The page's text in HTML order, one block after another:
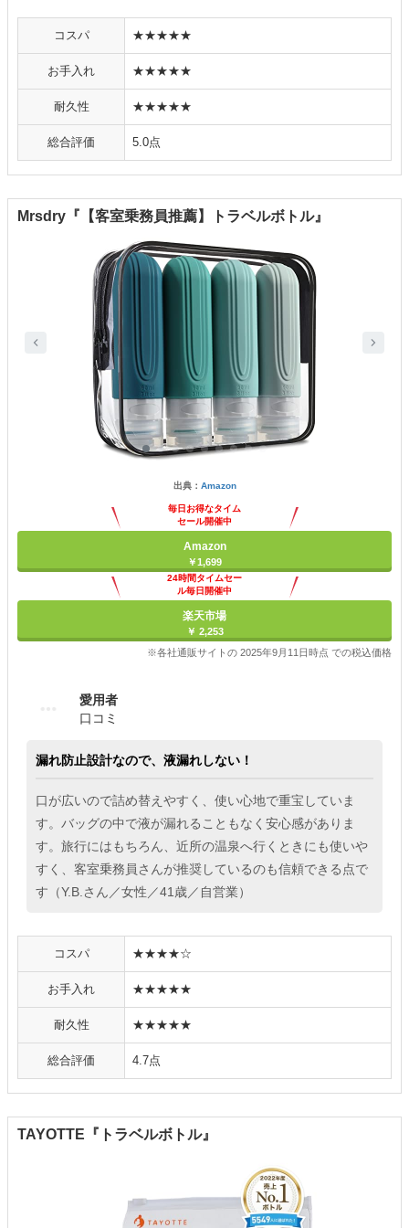
コスパ ★★★★★
お手入れ ★★★★★
耐久性 ★★★★★
総合評価 5.0点
Mrsdry『【客室乗務員推薦】トラベルボトル』
出典： Amazon
毎日お得なタイム
セール開催中
Amazon
￥1,699
24時間タイムセー
ル毎日開催中
楽天市場
￥ 2,253
※各社通販サイトの 2025年9月11日時点 での税込価格
愛用者
口コミ
漏れ防止設計なので、液漏れしない！
口が広いので詰め替えやすく、使い心地で重宝していま
す。バッグの中で液が漏れることもなく安心感がありま
す。旅行にはもちろん、近所の温泉へ行くときにも使いや
すく、客室乗務員さんが推奨しているのも信頼できる点で
す（Y.B.さん／女性／41歳／自営業）
コスパ ★★★★☆
お手入れ ★★★★★
耐久性 ★★★★★
総合評価 4.7点
TAYOTTE『トラベルボトル』